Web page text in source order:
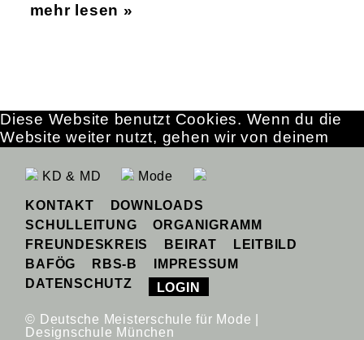
mehr lesen »
KD & MD Mode
KONTAKT
DOWNLOADS
SCHULLEITUNG
ORGANIGRAMM
FREUNDESKREIS
BEIRAT
LEITBILD
BAFÖG
RBS-B
IMPRESSUM
DATENSCHUTZ
LOGIN
© Deutsche Meisterschule für Mode |
Designschule München
Diese Website benutzt Cookies. Wenn du die
Website weiter nutzt, gehen wir von deinem